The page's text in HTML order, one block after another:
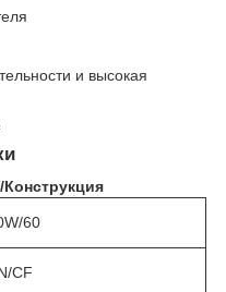
и высокая
60
CF